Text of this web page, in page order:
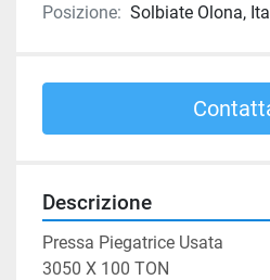
Posizione: Solbiate Olona,
Descrizione
Pressa Piegatrice Usata
3050 X 100 TON